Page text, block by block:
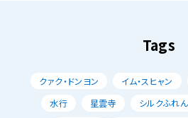
Tags
クァク・ドンヨン イム・スヒャン
水行
星雲寺 シルクふれ